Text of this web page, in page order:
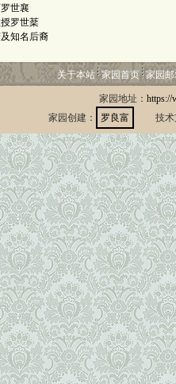
世襄
罗世棻
知名后裔
关于本站 家园首页 家园
家园地址： https://
家园创建：
罗良富 技术